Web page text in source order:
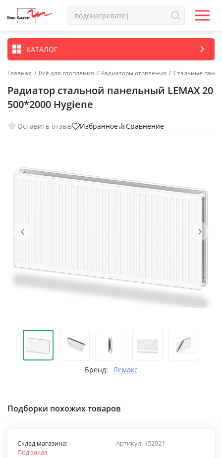
КАТАЛОГ
Главная / Всё для отопления / Радиаторы отопления / Стальные
Радиатор стальной панельный LEMAX 20
500*2000 Hygiene
Оставить отзыв Избранное Сравнение
‹ ›
Бренд: Лемакс
Подборки похожих товаров
Артикул: 152921
Склад магазина:
Под заказ